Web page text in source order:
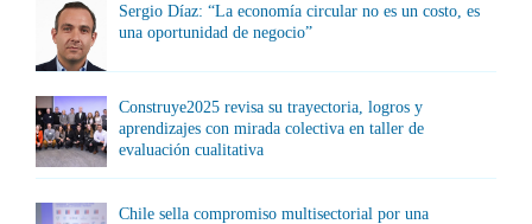
Sergio Díaz: “La economía circular no es un costo, es
una oportunidad de negocio”
Construye2025 revisa su trayectoria, logros y
aprendizajes con mirada colectiva en taller de
evaluación cualitativa
Chile sella compromiso multisectorial por una